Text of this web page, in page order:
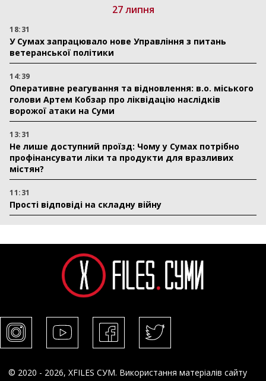
27 липня
18:31
У Сумах запрацювало нове Управління з питань
ветеранської політики
14:39
Оперативне реагування та відновлення: в.о. міського
голови Артем Кобзар про ліквідацію наслідків
ворожої атаки на Суми
13:31
Не лише доступний проїзд: Чому у Сумах потрібно
профінансувати ліки та продукти для вразливих
містян?
11:31
Прості відповіді на складну війну
© 2020 - 2026, XFILES СУМ. Використання матеріалів сайту